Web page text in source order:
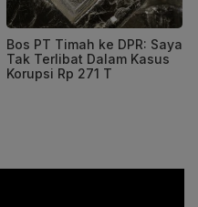
Bos PT Timah ke DPR: Saya
Tak Terlibat Dalam Kasus
Korupsi Rp 271 T